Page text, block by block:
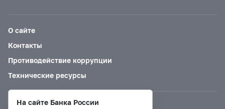
О сайте
Контакты
Противодействие коррупции
Технические ресурсы
На сайте Банка России